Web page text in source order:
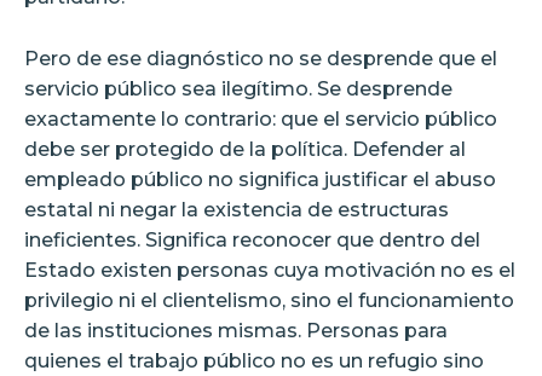
Pero de ese diagnóstico no se desprende que el
servicio público sea ilegítimo. Se desprende
exactamente lo contrario: que el servicio público
debe ser protegido de la política. Defender al
empleado público no significa justificar el abuso
estatal ni negar la existencia de estructuras
ineficientes. Significa reconocer que dentro del
Estado existen personas cuya motivación no es el
privilegio ni el clientelismo, sino el funcionamiento
de las instituciones mismas. Personas para
quienes el trabajo público no es un refugio sino